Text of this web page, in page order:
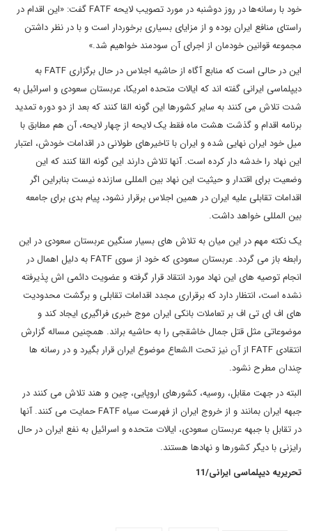
خود با رسانه‌ها در روز دوشنبه در مورد تصویب لایحه FATF گفت: «این اقدام در
راستای منافع ایران بوده و از مزایای بسیاری برخوردار است و با در نظر داشتن
مجموعه قوانین خودمان از اجرای آن سودمند خواهیم شد.»
این در حالی است که منابع آگاه از حاشیه اجلاس در حال برگزاری FATF به
دیپلماسی ایرانی گفته اند که ایالات متحده امریکا، عربستان سعودی و اسرائیل به
شدت تلاش می کنند به سایر کشورها این گونه القا کنند که بعد از دو دوره تمدید
برنامه اقدام و گذشت هشت ماه فقط یک لایحه از چهار لایحه، آن هم مطابق با
میل خود ایران نهایی شده و ایران با تاخیرهای طولانی در اقدامات خودش، اعتبار
این نهاد را خدشه دار کرده است. آنها تلاش دارند این گونه القا کنند که این
وضعیت برای اقتدار و حیثیت این نهاد بین المللی سازنده نیست بنابراین اگر
اقدامات تقابلی علیه ایران در همین اجلاس برقرار نشود، پیام بدی برای جامعه
بین المللی خواهد داشت.
یک نکته مهم در این میان به تلاش های بسیار سنگین عربستان سعودی در این
رابطه باز می گردد. عربستان سعودی که خود از سوی FATF به دلیل اهمال در
انجام توصیه های این نهاد مورد انتقاد قرار گرفته و عضویت دائمی اش پذیرفته
نشده است، انتظار دارد که برقراری مجدد اقدامات تقابلی و برگشت محدودیت
های اف ای تی اف بر تعاملات بانکی ایران موج خبری فراگیری ایجاد کند و
موضوعاتی مثل قتل جمال خاشقجی را به حاشیه براند. همچنین مساله گزارش
انتقادی FATF از آن نیز تحت الشعاع موضوع ایران قرار بگیرد و در رسانه ها
چندان مطرح نشود.
البته در جهت مقابل، روسیه، کشورهای اروپایی، چین و هند تلاش می کنند در
جبهه ایران بمانند و از خروج ایران از فهرست سیاه FATF حمایت می کنند. آنها
در تقابل با جبهه عربستان سعودی، ایالات متحده و اسرائیل به نفع ایران در حال
رایزنی با دیگر کشورها و نهادها هستند.
تحریریه دیپلماسی ایرانی/11